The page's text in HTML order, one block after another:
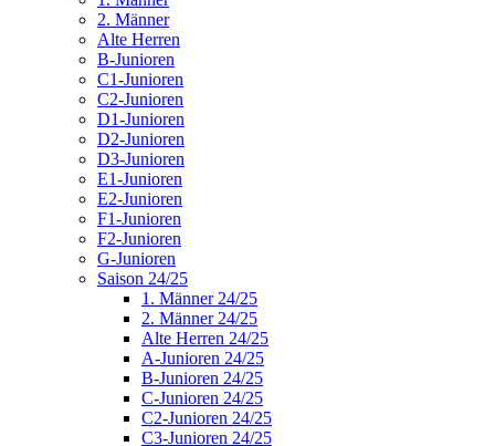
2. Männer
Alte Herren
B-Junioren
C1-Junioren
C2-Junioren
D1-Junioren
D2-Junioren
D3-Junioren
E1-Junioren
E2-Junioren
F1-Junioren
F2-Junioren
G-Junioren
Saison 24/25
1. Männer 24/25
2. Männer 24/25
Alte Herren 24/25
A-Junioren 24/25
B-Junioren 24/25
C-Junioren 24/25
C2-Junioren 24/25
C3-Junioren 24/25